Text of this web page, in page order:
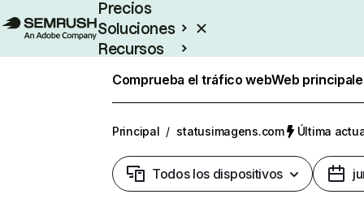
Precios
Soluciones
Recursos
Comprueba el tráfico webWeb
Principal / statusimagens.com Última
Todos los dispositivos